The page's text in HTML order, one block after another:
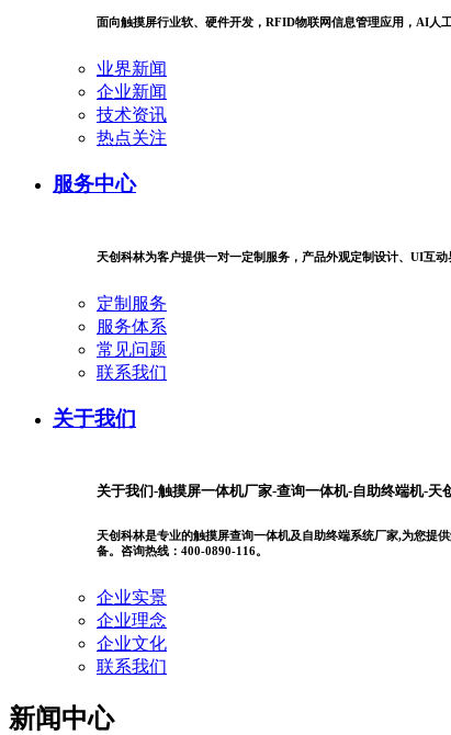
面向触摸屏行业软、硬件开发，RFID物联网信息管理应用，AI人
业界新闻
企业新闻
技术资讯
热点关注
服务中心
天创科林为客户提供一对一定制服务，产品外观定制设计、UI互
定制服务
服务体系
常见问题
联系我们
关于我们
关于我们-触摸屏一体机厂家-查询一体机-自助终端机-天
天创科林是专业的触摸屏查询一体机及自助终端系统厂家,为您提
备。咨询热线：400-0890-116。
企业实景
企业理念
企业文化
联系我们
新闻中心